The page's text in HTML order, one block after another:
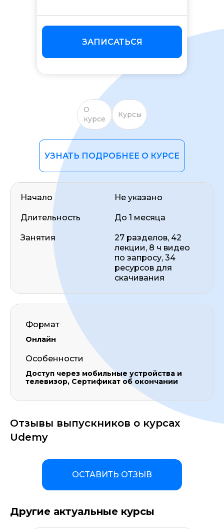
ЗАПИСАТЬСЯ
О
курсе
Курсы
УЗНАТЬ ПОДРОБНЕЕ О КУРСЕ
Начало
Длительность
Занятия
Не указано
До 1 месяца
27 разделов, 42
лекции, 8 ч видео
по запросу, 34
ресурсов для
скачивания
Формат
Онлайн
Особенности
Доступ через мобильные устройства и
телевизор, Сертификат об окончании
Отзывы выпускников о курсах
Udemy
ОСТАВИТЬ ОТЗЫВ
Другие актуальные курсы